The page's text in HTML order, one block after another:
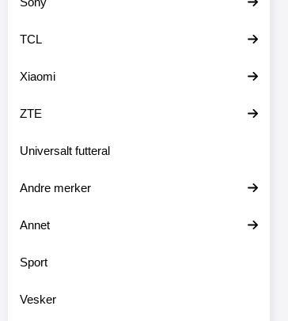
TCL
Xiaomi
ZTE
Universalt futteral
Andre merker
Annet
Sport
Vesker